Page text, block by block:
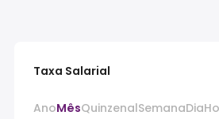
Taxa Salarial
AnoMêsQuinzenalSemanaDia